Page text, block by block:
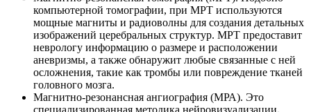
компьютерной томографии, при МРТ используются
мощные магниты и радиоволны для создания детальных
изображений церебральных структур. МРТ предоставит
неврологу информацию о размере и расположении
аневризмы, а также обнаружит любые связанные с ней
осложнения, такие как тромбы или повреждение тканей
головного мозга.
Магнитно-резонансная ангиография (МРА). Это
специализированная методика нейровизуализации,